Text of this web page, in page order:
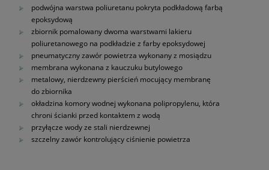
podwójna warstwa poliuretanu pokryta podkładową farbą
epoksydową
zbiornik pomalowany dwoma warstwami lakieru
poliuretanowego na podkładzie z farby epoksydowej
pneumatyczny zawór powietrza wykonany z mosiądzu
membrana wykonana z kauczuku butylowego
metalowy, nierdzewny pierścień mocujący membranę
do zbiornika
okładzina komory wodnej wykonana polipropylenu, która
chroni ścianki przed kontaktem z wodą
przyłącze wody ze stali nierdzewnej
szczelny zawór kontrolujący ciśnienie powietrza